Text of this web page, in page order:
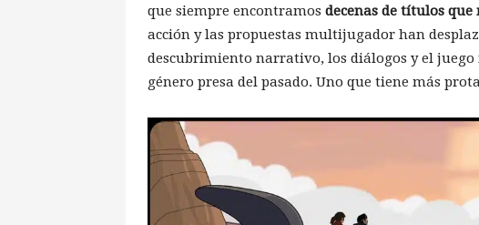
que siempre encontramos decenas de títulos que
acción y las propuestas multijugador han
descubrimiento narrativo, los diálogos y el
género presa del pasado. Uno que tiene más